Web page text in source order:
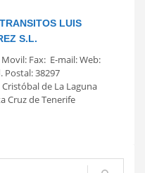
LUIS
S.L.
Movil: Fax: E-mail: Web:
Postal: 38297
de La Laguna
Cruz de Tenerife